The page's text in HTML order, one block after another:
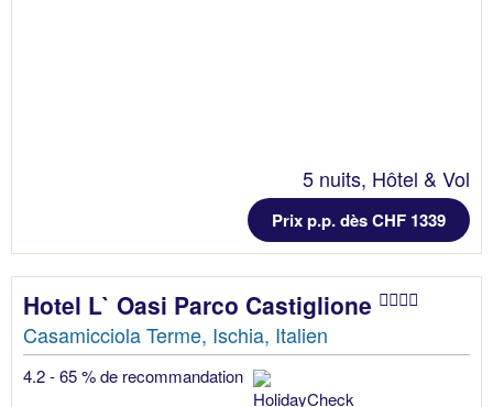
5 nuits, Hôtel & Vol
Prix p.p. dès CHF 1339
Hotel L` Oasi Parco Castiglione
Casamicciola Terme, Ischia, Italien
4.2 - 65 % de recommandation